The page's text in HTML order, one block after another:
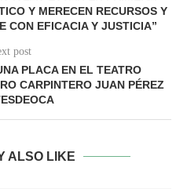
Y MERECEN RECURSOS Y
CON EFICACIA Y JUSTICIA”
post
PLACA EN EL TEATRO
CARPINTERO JUAN PÉREZ
ALSO LIKE